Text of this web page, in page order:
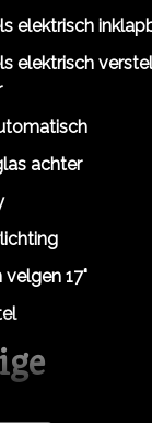
elektrisch
elektrisch
achter
17"